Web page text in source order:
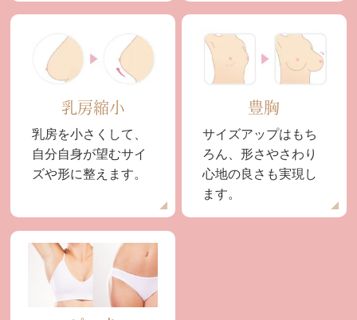
乳房縮小
乳房を小さくして、
自分自身が望むサイ
ズや形に整えます。
豊胸
サイズアップはもち
ろん、形さやさわり
心地の良さも実現し
ます。